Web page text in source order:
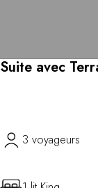
Suite avec
3 voyageurs